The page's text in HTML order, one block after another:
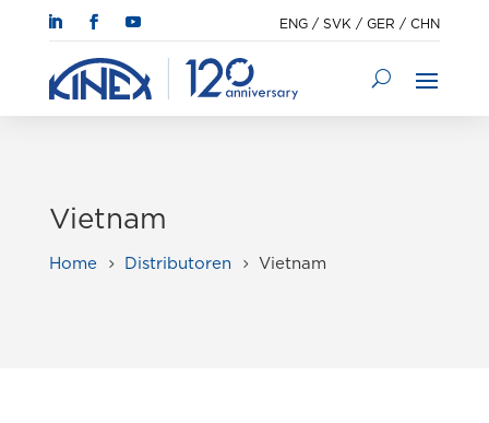
ENG /SVK /GER /CHN
Vietnam
Home 5 Distributoren 5 Vietnam